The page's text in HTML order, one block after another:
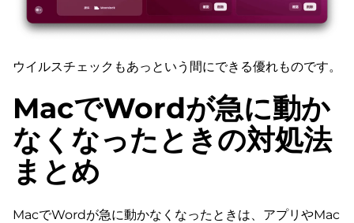
ウイルスチェックもあっという間にできる優れものです。
MacでWordが急に動か
なくなったときの対処法
まとめ
MacでWordが急に動かなくなったときは、アプリやMac